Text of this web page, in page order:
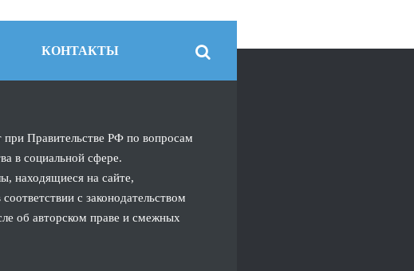
КОНТАКТЫ
Правительстве РФ по вопросам
в социальной сфере.
находящиеся на сайте,
с законодательством
об авторском праве и смежных